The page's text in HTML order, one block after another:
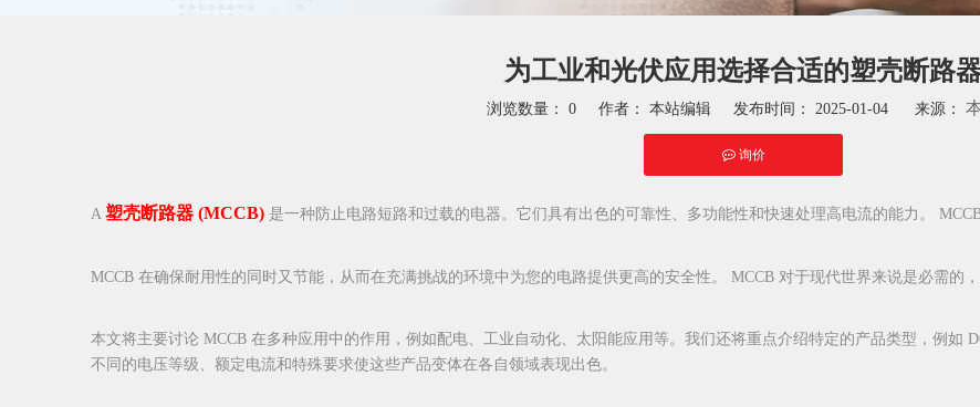
为工业和光伏应用选择合适的塑壳断路
浏览数量： 0作者： 本站编辑 发布时间： 2025-01-04 来源：
询价
["facebook","twitter","line","wechat","linkedin","pinterest","whatsapp"]
A 塑壳断路器 (MCCB) 是一种防止电路短路和过载的电器。它们具有出色的可靠性、多功能性和快速处理高电流的能力。
MCCB 在确保耐用性的同时又节能，从而在充满挑战的环境中为您的电路提供更高的安全性。 MCCB 对于现代世界来说是必需的
本文将主要讨论 MCCB 在多种应用中的作用，例如配电、工业自动化、太阳能应用等。我们还将重点介绍特定的产品类型，例如
不同的电压等级、额定电流和特殊要求使这些产品变体在各自领域表现出色。